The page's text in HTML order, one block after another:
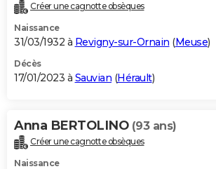
Créer une cagnotte obsèques
Naissance
31/03/1932 à Revigny-sur-Ornain (Meuse)
Décès
17/01/2023 à Sauvian (Hérault)
Anna BERTOLINO (93 ans)
Créer une cagnotte obsèques
Naissance